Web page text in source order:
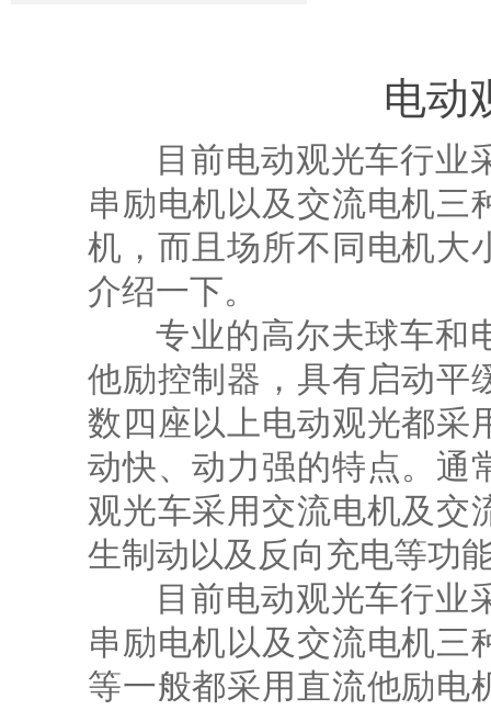
电动
目前电动观光车行业采
串励电机以及交流电机三
机，而且场所不同电机大
介绍一下。
专业的高尔夫球车和电
他励控制器，具有启动平
数四座以上电动观光都采
动快、动力强的特点。通
观光车采用交流电机及交
生制动以及反向充电等功
目前电动观光车行业采
串励电机以及交流电机三
等一般都采用直流他励电